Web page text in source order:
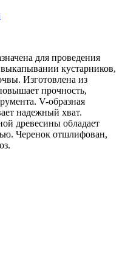
для проведения
кустарников,
Изготовлена из
прочность,
V-образная
надежный хват.
древесины обладает
Черенок отшлифован,